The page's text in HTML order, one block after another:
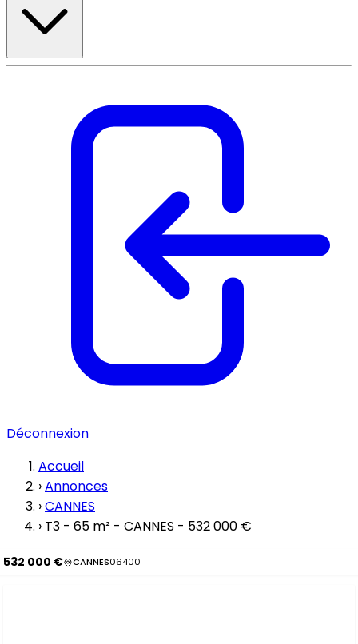
Déconnexion
Accueil
›Annonces
›CANNES
› T3 - 65 m² - CANNES - 532 000 €
532 000 € CANNES06400